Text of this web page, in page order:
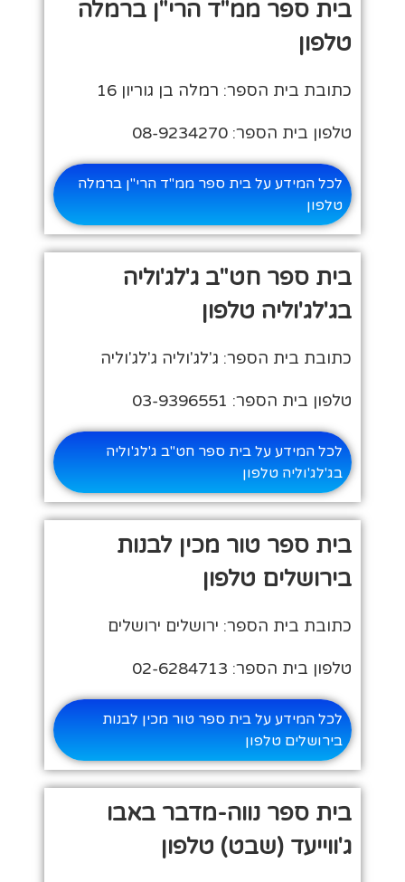
בית ספר ממ"ד הרי"ן ברמלה
טלפון
כתובת בית הספר: רמלה בן גוריון 16
טלפון בית הספר: 08-9234270
לכל המידע על בית ספר ממ"ד הרי"ן ברמלה
טלפון
בית ספר חט"ב ג'לג'וליה
בג'לג'וליה טלפון
כתובת בית הספר: ג'לג'וליה ג'לג'וליה
טלפון בית הספר: 03-9396551
לכל המידע על בית ספר חט"ב ג'לג'וליה
בג'לג'וליה טלפון
בית ספר טור מכין לבנות
בירושלים טלפון
כתובת בית הספר: ירושלים ירושלים
טלפון בית הספר: 02-6284713
לכל המידע על בית ספר טור מכין לבנות
בירושלים טלפון
בית ספר נווה-מדבר באבו
ג'ווייעד (שבט) טלפון